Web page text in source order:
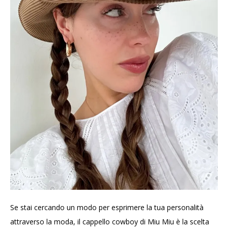
Se stai cercando un modo per esprimere la tua personalità
attraverso la moda, il cappello cowboy di Miu Miu è la scelta